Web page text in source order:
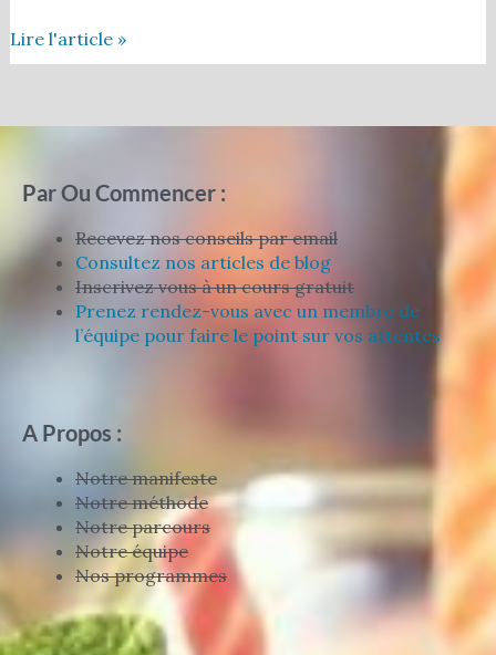
Lire l'article »
Par Ou Commencer :
Recevez nos conseils par email
Consultez nos articles de blog
Inscrivez vous à un cours gratuit
Prenez rendez-vous avec un membre de
l’équipe pour faire le point sur vos attentes
A Propos :
Notre manifeste
Notre méthode
Notre parcours
Notre équipe
Nos programmes